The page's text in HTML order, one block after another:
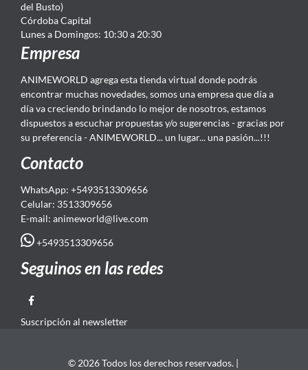
del Busto)
Córdoba Capital
Lunes a Domingos: 10:30 a 20:30
Empresa
ANIMEWORLD agrega esta tienda virtual donde podrás
encontrar muchas novedades, somos una empresa que día a
día va creciendo brindando lo mejor de nosotros, estamos
dispuestos a escuchar propuestas y/o sugerencias - gracias por
su preferencia - ANIMEWORLD... un lugar... una pasión...!!!
Contacto
WhatsApp: +5493513309656
Celular: 3513309656
E-mail: animeworld@live.com
+5493513309656
Seguinos en las redes
Suscripción al newsletter
© 2026 Todos los derechos reservados. |